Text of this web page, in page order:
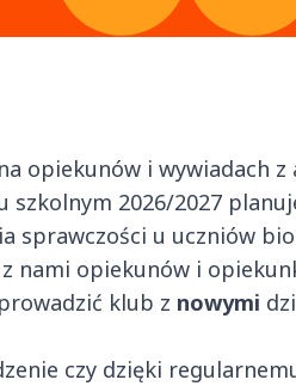
opiekunów i wywiadach
szkolnym 2026/2027
sprawczości u uczniów
nami opiekunów i
klub z nowymi
czy dzięki